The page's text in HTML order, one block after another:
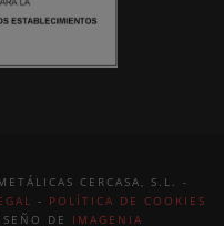
CERCASA, S.L. -
- POLÍTICA DE COOKIES
DE IMAGENIA